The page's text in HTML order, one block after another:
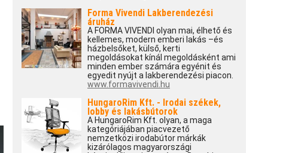
Forma Vivendi Lakberendezési
áruház
A FORMA VIVENDI olyan mai, élhető és
kellemes, modern emberi lakás –és
házbelsőket, külső, kerti
megoldásokat kínál megoldásként ami
minden ember számára egyénit és
egyedit nyújt a lakberendezési piacon.
www.formavivendi.hu
HungaroRim Kft. - Irodai székek,
lobby és lakásbútorok
A HungaroRim Kft. olyan, a maga
kategóriájában piacvezető
nemzetközi irodabútor márkák
kizárólagos magyarországi